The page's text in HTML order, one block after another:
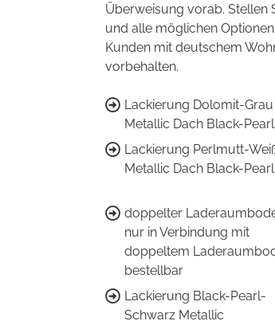
Überweisung vorab. Stellen
und alle möglichen
Kunden mit deutschem
vorbehalten.
Lackierung Dolomit-Grau
Metallic Dach Black-Pearl
Lackierung Perlmutt-
Metallic Dach Black-Pearl
doppelter
nur in Verbindung mit
doppeltem
bestellbar
Lackierung Black-Pearl-
Schwarz Metallic